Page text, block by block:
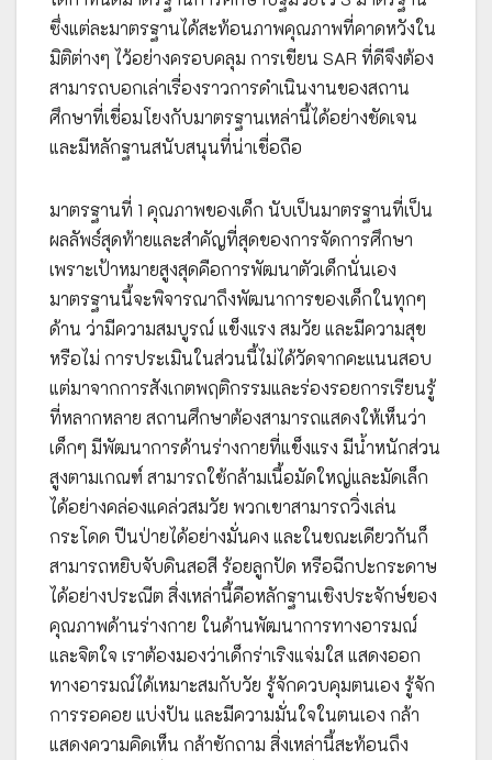
ซึ่งแต่ละมาตรฐานได้สะท้อนภาพคุณภาพที่คาดหวังใน
มิติต่างๆ ไว้อย่างครอบคลุม การเขียน SAR ที่ดีจึงต้อง
สามารถบอกเล่าเรื่องราวการดำเนินงานของสถาน
ศึกษาที่เชื่อมโยงกับมาตรฐานเหล่านี้ได้อย่างชัดเจน
และมีหลักฐานสนับสนุนที่น่าเชื่อถือ
มาตรฐานที่ 1 คุณภาพของเด็ก นับเป็นมาตรฐานที่เป็น
ผลลัพธ์สุดท้ายและสำคัญที่สุดของการจัดการศึกษา
เพราะเป้าหมายสูงสุดคือการพัฒนาตัวเด็กนั่นเอง
มาตรฐานนี้จะพิจารณาถึงพัฒนาการของเด็กในทุกๆ
ด้าน ว่ามีความสมบูรณ์ แข็งแรง สมวัย และมีความสุข
หรือไม่ การประเมินในส่วนนี้ไม่ได้วัดจากคะแนนสอบ
แต่มาจากการสังเกตพฤติกรรมและร่องรอยการเรียนรู้
ที่หลากหลาย สถานศึกษาต้องสามารถแสดงให้เห็นว่า
เด็กๆ มีพัฒนาการด้านร่างกายที่แข็งแรง มีน้ำหนักส่วน
สูงตามเกณฑ์ สามารถใช้กล้ามเนื้อมัดใหญ่และมัดเล็ก
ได้อย่างคล่องแคล่วสมวัย พวกเขาสามารถวิ่งเล่น
กระโดด ปีนป่ายได้อย่างมั่นคง และในขณะเดียวกันก็
สามารถหยิบจับดินสอสี ร้อยลูกปัด หรือฉีกปะกระดาษ
ได้อย่างประณีต สิ่งเหล่านี้คือหลักฐานเชิงประจักษ์ของ
คุณภาพด้านร่างกาย ในด้านพัฒนาการทางอารมณ์
และจิตใจ เราต้องมองว่าเด็กร่าเริงแจ่มใส แสดงออก
ทางอารมณ์ได้เหมาะสมกับวัย รู้จักควบคุมตนเอง รู้จัก
การรอคอย แบ่งปัน และมีความมั่นใจในตนเอง กล้า
แสดงความคิดเห็น กล้าซักถาม สิ่งเหล่านี้สะท้อนถึง